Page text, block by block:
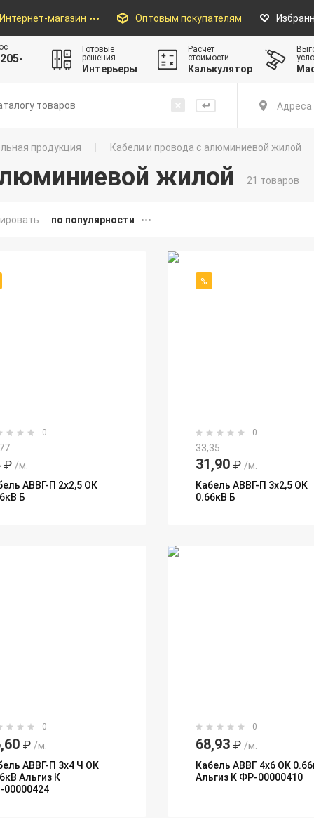
Интернет-магазин Оптовым покупателям
205-
Готовые
решения
Интерьеры
Расчет
стоимости
Калькулятор
Адреса
продукция Кабели и провода с алюминиевой жилой
жилой 21 товаров
по популярности
0
₽ /м.
АВВГ-П 2х2,5 ОК
Б
%
0
33,35
31,90 ₽ /м.
Кабель АВВГ-П 3х2,5 ОК
0.66кВ Б
0
₽ /м.
АВВГ-П 3х4 Ч ОК
Альгиз К
0
68,93 ₽ /м.
Кабель АВВГ 4х6 ОК
Альгиз К ФР-00000410